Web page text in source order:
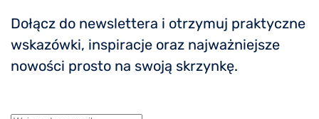
Dołącz do newslettera i otrzymuj praktyczne
wskazówki, inspiracje oraz najważniejsze
nowości prosto na swoją skrzynkę.